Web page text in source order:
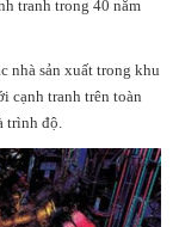
tranh trong 40 năm
nhà sản xuất trong khu
cạnh tranh trên toàn
trình độ.